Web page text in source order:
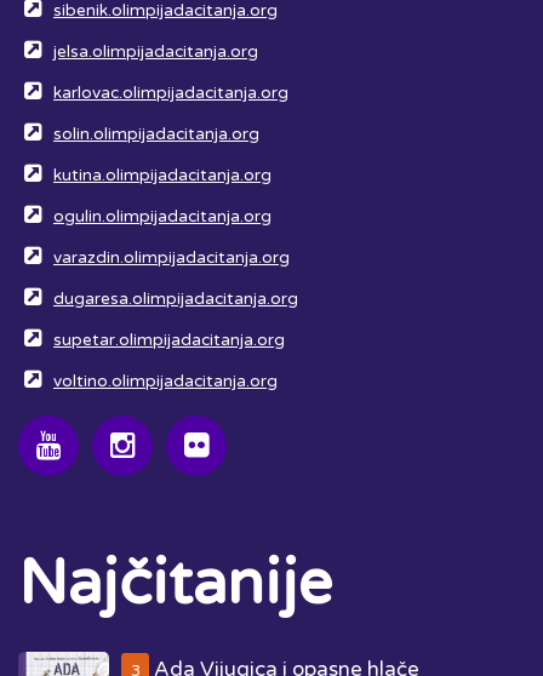
sibenik.olimpijadacitanja.org
jelsa.olimpijadacitanja.org
karlovac.olimpijadacitanja.org
solin.olimpijadacitanja.org
kutina.olimpijadacitanja.org
ogulin.olimpijadacitanja.org
varazdin.olimpijadacitanja.org
dugaresa.olimpijadacitanja.org
supetar.olimpijadacitanja.org
voltino.olimpijadacitanja.org
Najčitanije
3
Ada Vijugica i opasne hlače